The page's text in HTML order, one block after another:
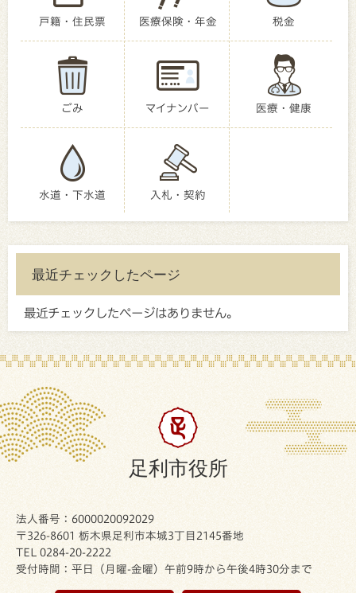
戸籍・住民票 医療保険・年金 税金
ごみ マイナンバー 医療・健康
水道・下水道 入札・契約
最近チェックしたページ
最近チェックしたページはありません。
足利市役所
法人番号：6000020092029
〒326-8601 栃木県足利市本城3丁目2145番地
TEL 0284-20-2222
受付時間：平日（月曜-金曜）午前9時から午後4時30分まで